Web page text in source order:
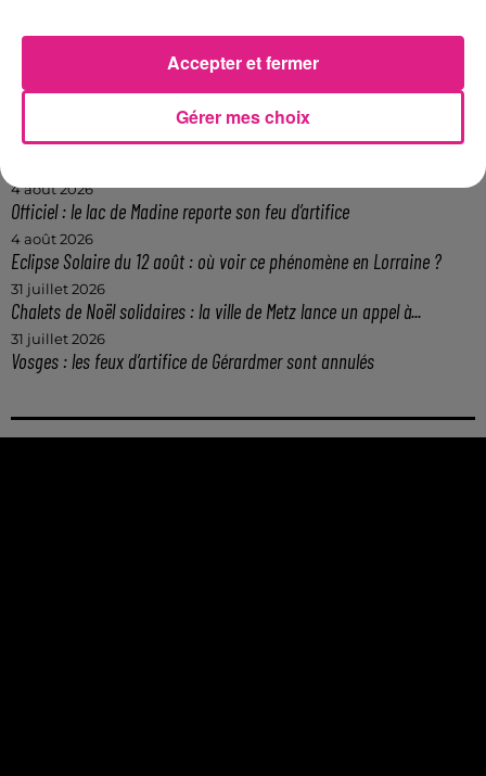
6 août 2026
Metz : une distribution de lunette gratuite pour voir l’éclipse
5 août 2026
Casting de Woof : l'Euro-Métropole de Metz part à la recherche de...
4 août 2026
4 août 2026
Officiel : le lac de Madine reporte son feu d’artifice
4 août 2026
Eclipse Solaire du 12 août : où voir ce phénomène en Lorraine ?
31 juillet 2026
Chalets de Noël solidaires : la ville de Metz lance un appel à...
31 juillet 2026
Vosges : les feux d’artifice de Gérardmer sont annulés
Gérer mes choix
Accepter et fermer